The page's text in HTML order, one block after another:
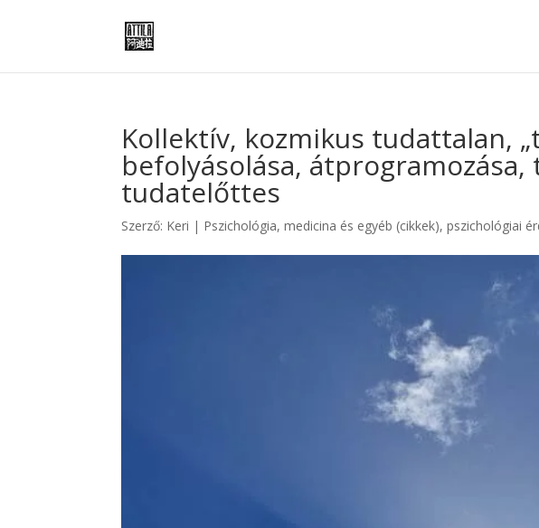
Kollektív, kozmikus tudattalan,
befolyásolása,
tudatelőttes
Szerző: Keri | Pszichológia, medicina és egyéb (cikkek),pszichológiai